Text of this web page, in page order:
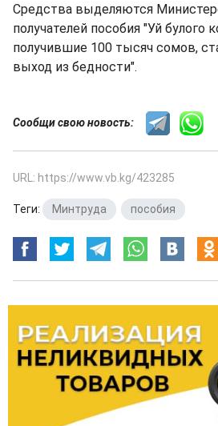
Средства выделяются
получателей пособия "Уй булого
получившие 100 тысяч сомов,
выход из бедности".
Сообщи свою новость:
URL: https://www.vb.kg/423285
Теги: Минтруда пособия